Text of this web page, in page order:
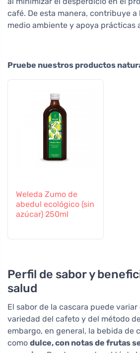
café. De esta manera, contribuye
medio ambiente y apoya prácticas
Pruebe nuestros productos
Weleda Zumo de
abedul ecológico (sin
azúcar) 250ml
Perfil de sabor y
salud
El sabor de la cascara puede
variedad del cafeto y del método
embargo, en general, la bebida de
como dulce, con notas de frutas